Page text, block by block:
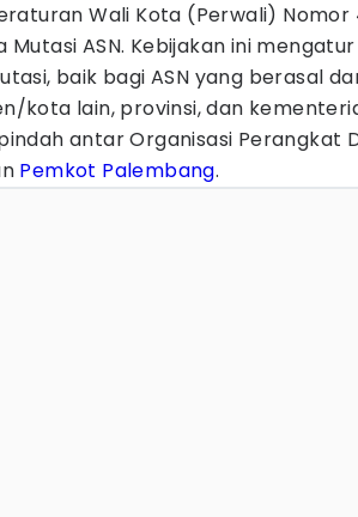
Wali Kota (Perwali)
Mutasi ASN. Kebijakan ini
baik bagi ASN yang berasal
kota lain, provinsi, dan
antar Organisasi Perangkat
Pemkot Palembang.